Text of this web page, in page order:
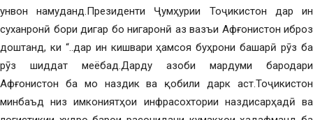
унвон намуданд.Президенти Ҷумҳурии Тоҷикистон дар ин
суханронӣ бори дигар бо нигаронӣ аз вазъи Афғонистон иброз
доштанд, ки “..дар ин кишвари ҳамсоя буҳрони башарӣ рӯз ба
рӯз шиддат меёбад.Дарду азоби мардуми бародари
Афғонистон ба мо наздик ва қобили дарк аст.Тоҷикистон
минбаъд низ имкониятҳои инфрасохтории наздисарҳадӣ ва